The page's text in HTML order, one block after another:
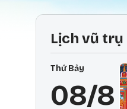
Lịch vũ trụ
Thứ Bảy
08/8